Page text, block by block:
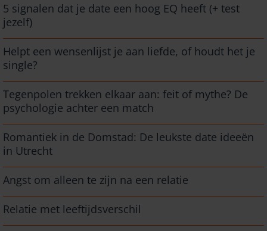
5 signalen dat je date een hoog EQ heeft (+ test
jezelf)
Helpt een wensenlijst je aan liefde, of houdt het je
single?
Tegenpolen trekken elkaar aan: feit of mythe? De
psychologie achter een match
Romantiek in de Domstad: De leukste date ideeën
in Utrecht
Angst om alleen te zijn na een relatie
Relatie met leeftijdsverschil